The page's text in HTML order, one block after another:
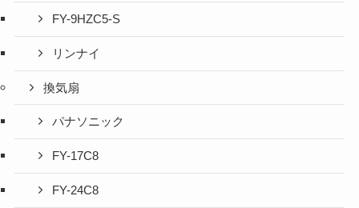
FY-9HZC5-S
リンナイ
換気扇
パナソニック
FY-17C8
FY-24C8